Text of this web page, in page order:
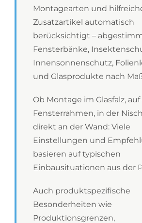
Montagearten und
Zusatzartikel automatisch
berücksichtigt –
Fensterbänke,
Innensonnenschutz,
und Glasprodukte nach
Ob Montage im Glasfalz,
Fensterrahmen, in der
direkt an der Wand: Viele
Einstellungen und
basieren auf typischen
Einbausituationen aus der
Auch produktspezifische
Besonderheiten wie
Produktionsgrenzen,